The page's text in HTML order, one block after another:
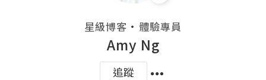
星級博客 ・ 體驗專員
Amy Ng
追蹤